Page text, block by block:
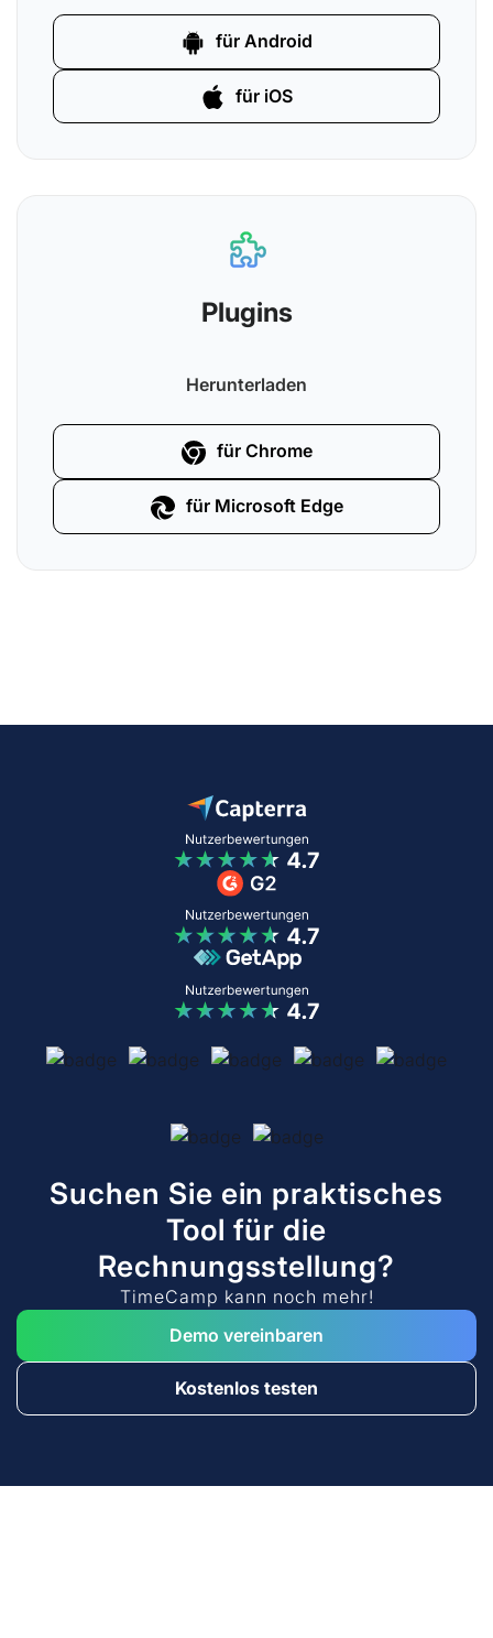
für Android
für iOS
Plugins
Herunterladen
für Chrome
für Microsoft Edge
TimeCamp kann noch mehr!
Demo vereinbaren
Kostenlos testen